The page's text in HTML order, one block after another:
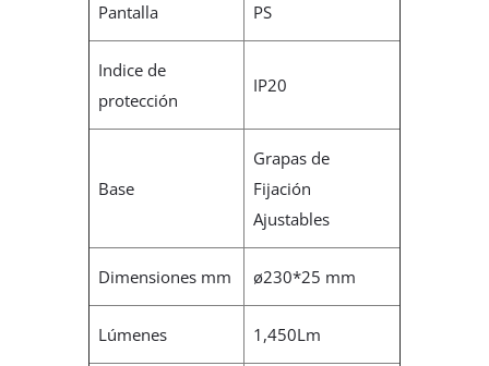
Pantalla PS
Indice de
protección
IP20
Base
Grapas de
Fijación
Ajustables
Dimensiones mm ø230*25 mm
Lúmenes 1,450Lm